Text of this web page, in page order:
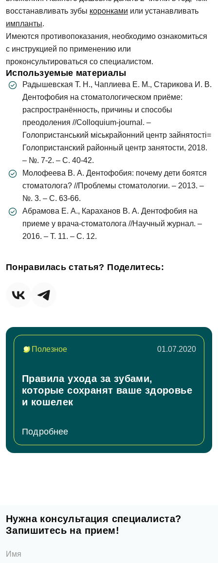
восстанавливать зубы коронками или устанавливать
импланты.
Имеются противопоказания, необходимо ознакомиться
с инструкцией по применению или
проконсультироваться со специалистом.
Используемые материалы
Радышевская Т. Н., Чаплиева Е. М., Старикова И. В.
Дентофобия на стоматологическом приёме:
распространённость, причины и способы
преодоления //Colloquium-journal. –
Голопристанський міськрайонний центр зайнятості=
Голопристанский районный центр занятости, 2018.
– №. 7-2. – С. 40-42.
Молофеева В. А. Дентофобия: почему дети боятся
стоматолога? //Проблемы стоматологии. – 2013. –
№. 3. – С. 63-66.
Абрамова Е. А., Караханов В. А. Дентофобия на
приеме у врача-стоматолога //Научный журнал. –
2016. – Т. 11. – С. 12.
Понравилась статья? Поделитесь:
Полезное 01.07.2020
Правила ухода за зубами,
которые сохранят ваше здоровье
и кошелек
Подробнее
Нужна консультация специалиста?
Запишитесь на прием!
Имя
Телефон
Согласен на обработку персональных
Записаться на приём
Сообщение
данных
Заявка отправлена!
Мы свяжемся с вами в ближайшее время
ОК